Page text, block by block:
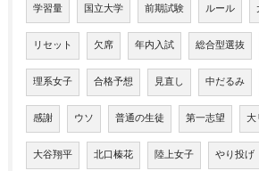
学習量 国立大学 前期試験 ルール
リセット 欠席 年内入試 総合型選抜
理系女子 合格予想 見直し 中だるみ
感謝 ウソ 普通の生徒 第一志望 大
大谷翔平 北口榛花 陸上女子 やり投げ